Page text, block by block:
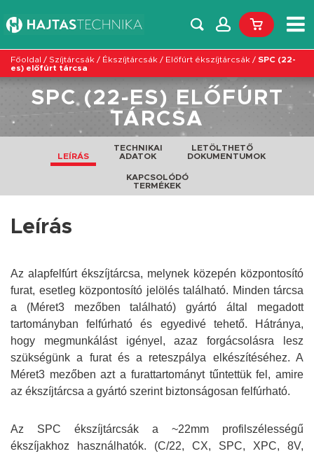
Főoldal / Szíjtárcsák / Ékszíjtárcsák / Előfúrt ékszíjtárcsák / SPC (22-
es) előfúrt tárcsa
SPC (22-ES) ELŐFÚRT
TÁRCSA
LEÍRÁS
TECHNIKAI
ADATOK
LETÖLTHETŐ
DOKUMENTUMOK
KAPCSOLÓDÓ
TERMÉKEK
Leírás
Az alapfelfúrt ékszíjtárcsa, melynek közepén központosító
furat, esetleg központosító jelölés található. Minden tárcsa
a (Méret3 mezőben található) gyártó által megadott
tartományban felfúrható és egyedivé tehető. Hátránya,
hogy megmunkálást igényel, azaz forgácsolásra lesz
szükségünk a furat és a reteszpálya elkészítéséhez. A
Méret3 mezőben azt a furattartományt tűntettük fel, amire
az ékszíjtárcsa a gyártó szerint biztonságosan felfúrható.
Az SPC ékszíjtárcsák a ~22mm profilszélességű
ékszíjakhoz használhatók. (C/22, CX, SPC, XPC, 8V,